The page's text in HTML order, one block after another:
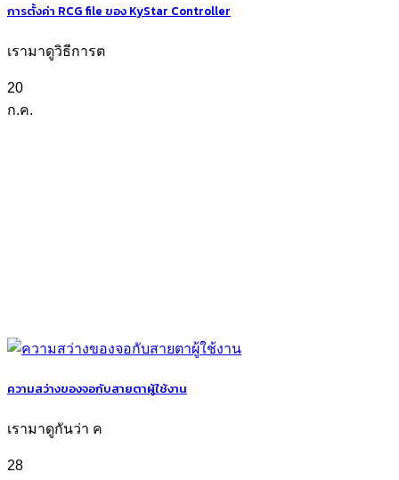
การตั้งค่า RCG file ของ KyStar Controller
เรามาดูวิธีการต
20
ก.ค.
ความสว่างของจอกับสายตาผู้ใช้งาน
เรามาดูกันว่า ค
28